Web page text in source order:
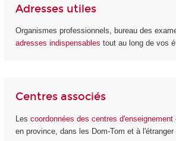
Adresses utiles
Organismes professionnels, bureau des
adresses indispensables tout au long de vos
Centres associés
Les coordonnées des centres d'enseignement
en province, dans les Dom-Tom et à l'étranger